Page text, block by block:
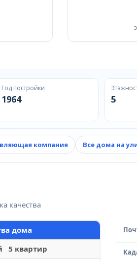
Год постройки
1964 5
компания Все дома на
качества
дома
5 квартир